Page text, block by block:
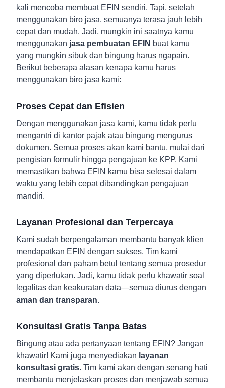
kali mencoba membuat EFIN sendiri. Tapi, setelah
menggunakan biro jasa, semuanya terasa jauh lebih
cepat dan mudah. Jadi, mungkin ini saatnya kamu
menggunakan jasa pembuatan EFIN buat kamu
yang mungkin sibuk dan bingung harus ngapain.
Berikut beberapa alasan kenapa kamu harus
menggunakan biro jasa kami:
Proses Cepat dan Efisien
Dengan menggunakan jasa kami, kamu tidak perlu
mengantri di kantor pajak atau bingung mengurus
dokumen. Semua proses akan kami bantu, mulai dari
pengisian formulir hingga pengajuan ke KPP. Kami
memastikan bahwa EFIN kamu bisa selesai dalam
waktu yang lebih cepat dibandingkan pengajuan
mandiri.
Layanan Profesional dan Terpercaya
Kami sudah berpengalaman membantu banyak klien
mendapatkan EFIN dengan sukses. Tim kami
profesional dan paham betul tentang semua prosedur
yang diperlukan. Jadi, kamu tidak perlu khawatir soal
legalitas dan keakuratan data—semua diurus dengan
aman dan transparan.
Konsultasi Gratis Tanpa Batas
Bingung atau ada pertanyaan tentang EFIN? Jangan
khawatir! Kami juga menyediakan layanan
konsultasi gratis. Tim kami akan dengan senang hati
membantu menjelaskan proses dan menjawab semua